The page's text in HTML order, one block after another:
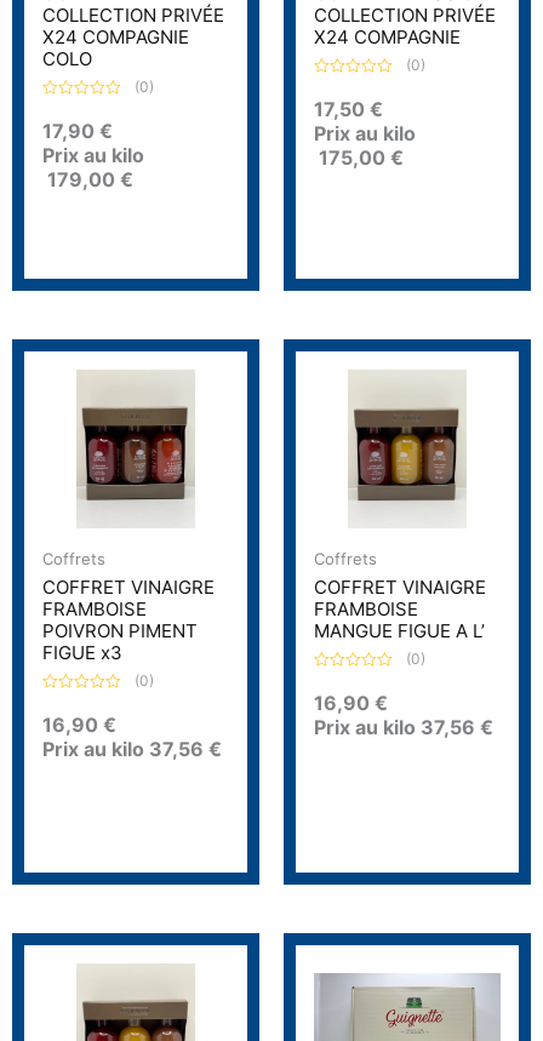
COLLECTION PRIVÉE
X24 COMPAGNIE
COLO
o
e
0
s
(0)
17,90 €
Prix au kilo
179,00 €
COLLECTION PRIVÉE
X24 COMPAGNIE
o
e
0
s
(0)
17,50 €
Prix au kilo
175,00 €
Coffrets
COFFRET VINAIGRE
FRAMBOISE
POIVRON PIMENT
FIGUE x3
o
e
0
(0)
16,90 €
Prix au kilo 37,56 €
Coffrets
COFFRET VINAIGRE
FRAMBOISE
MANGUE FIGUE A L’
o
e
0
(0)
16,90 €
Prix au kilo 37,56 €